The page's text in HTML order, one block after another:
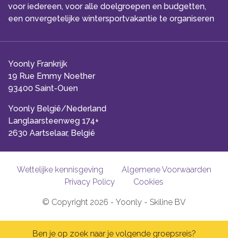
voor iedereen, voor alle doelgroepen en budgetten,
een onvergetelijke wintersportvakantie te organiseren
Yoonly Frankrijk
19 Rue Emmy Noether
93400 Saint-Ouen
Yoonly België/Nederland
Langlaarsteenweg 174+
2630 Aartselaar, België
© Copyright 2026 - Yoonly - Skiline BV
Wettelijke kennisgeving
Algemene Voorwaarden
Privacy Policy
Cookies
Ben je op zoek naar je volgende groepsreis?